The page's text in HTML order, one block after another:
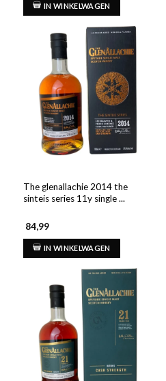
IN WINKELWAGEN
The glenallachie 2014 the
sinteis series 11y single ...
84,99
IN WINKELWAGEN